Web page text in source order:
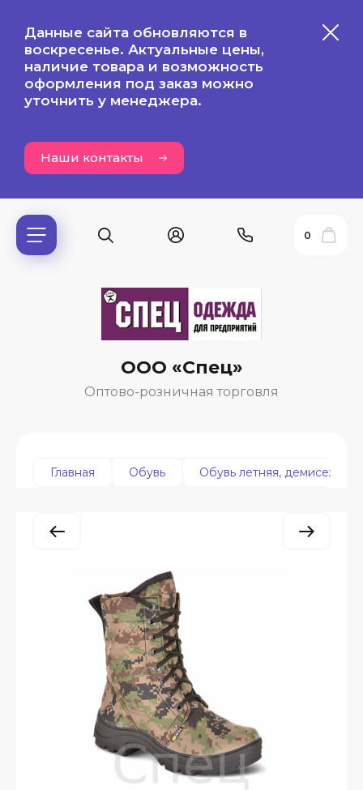
Данные сайта обновляются в
воскресенье. Актуальные цены,
наличие товара и возможность
оформления под заказ можно
уточнить у менеджера.
Наши контакты
0
ООО «Спец»
Оптово-розничная торговля
Главная Обувь Обувь летняя,